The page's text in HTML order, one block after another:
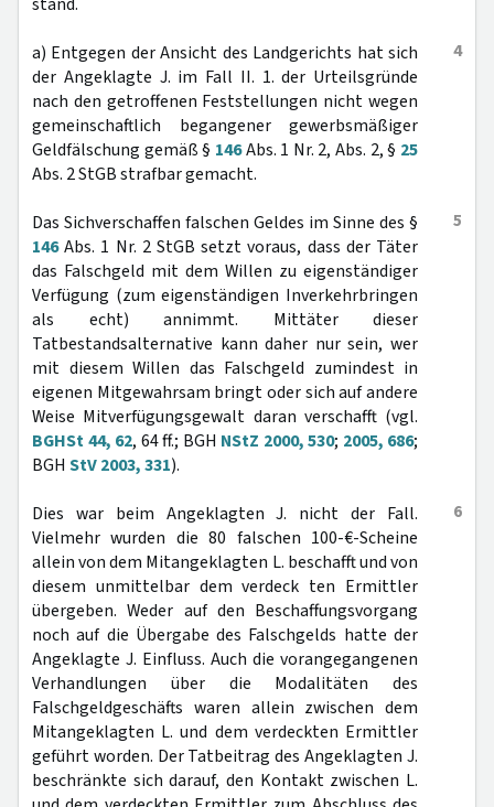
4
a) Entgegen der Ansicht des Landgerichts hat sich
der Angeklagte J. im Fall II. 1. der Urteilsgründe
nach den getroffenen Feststellungen nicht wegen
gemeinschaftlich begangener gewerbsmäßiger
Geldfälschung gemäß § 146Abs. 1 Nr. 2, Abs. 2, § 25
Abs. 2 StGB strafbar gemacht.
5
Das Sichverschaffen falschen Geldes im Sinne des §
146Abs. 1 Nr. 2 StGB setzt voraus, dass der Täter
das Falschgeld mit dem Willen zu eigenständiger
Verfügung (zum eigenständigen Inverkehrbringen
als echt) annimmt. Mittäter dieser
Tatbestandsalternative kann daher nur sein, wer
mit diesem Willen das Falschgeld zumindest in
eigenen Mitgewahrsam bringt oder sich auf andere
Weise Mitverfügungsgewalt daran verschafft (vgl.
BGHSt 44, 62, 64 ff.; BGH NStZ 2000, 530; 2005, 686;
BGH StV 2003, 331).
6
Dies war beim Angeklagten J. nicht der Fall.
Vielmehr wurden die 80 falschen 100-€-Scheine
allein von dem Mitangeklagten L. beschafft und von
diesem unmittelbar dem verdeck ten Ermittler
übergeben. Weder auf den Beschaffungsvorgang
noch auf die Übergabe des Falschgelds hatte der
Angeklagte J. Einfluss. Auch die vorangegangenen
Verhandlungen über die Modalitäten des
Falschgeldgeschäfts waren allein zwischen dem
Mitangeklagten L. und dem verdeckten Ermittler
geführt worden. Der Tatbeitrag des Angeklagten J.
beschränkte sich darauf, den Kontakt zwischen L.